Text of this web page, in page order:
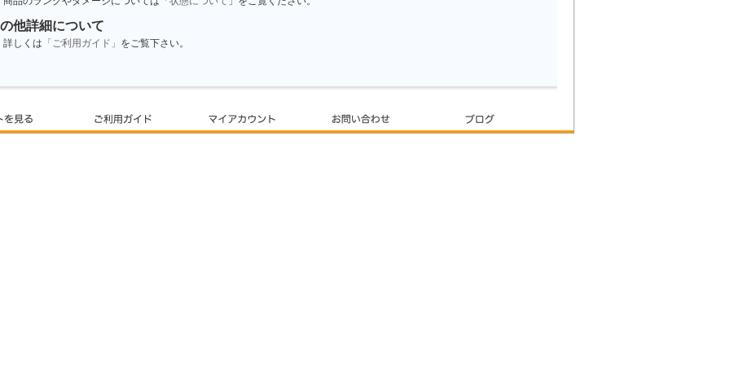
他詳細について
詳しくは 「ご利用ガイド」 をご覧下さい。